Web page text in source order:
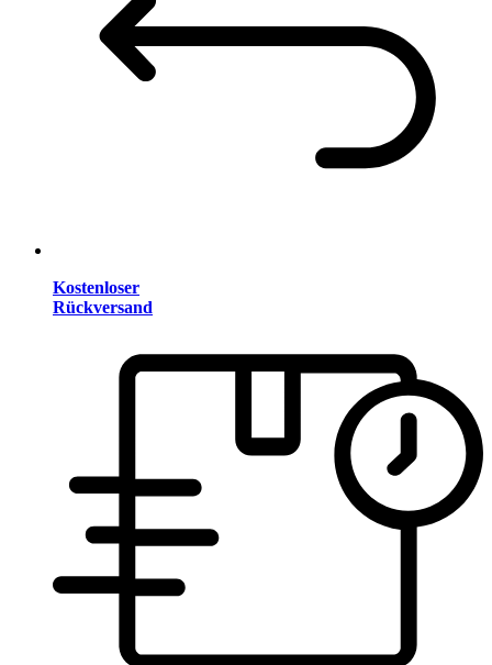
Kostenloser
Rückversand